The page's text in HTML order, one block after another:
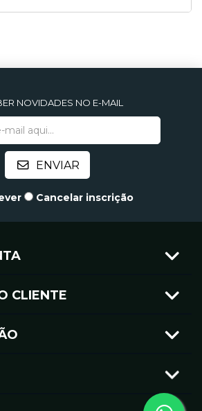
NOVIDADES NO E-MAIL
Cancelar inscrição
CLIENTE